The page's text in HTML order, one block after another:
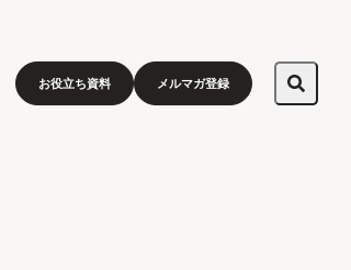
お役立ち資料 メルマガ登録